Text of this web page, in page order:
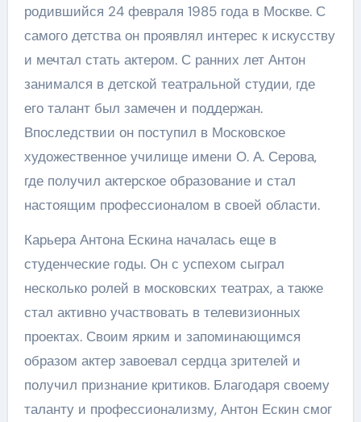
родившийся 24 февраля 1985 года в Москве. С
самого детства он проявлял интерес к искусству
и мечтал стать актером. С ранних лет Антон
занимался в детской театральной студии, где
его талант был замечен и поддержан.
Впоследствии он поступил в Московское
художественное училище имени О. А. Серова,
где получил актерское образование и стал
настоящим профессионалом в своей области.
Карьера Антона Ескина началась еще в
студенческие годы. Он с успехом сыграл
несколько ролей в московских театрах, а также
стал активно участвовать в телевизионных
проектах. Своим ярким и запоминающимся
образом актер завоевал сердца зрителей и
получил признание критиков. Благодаря своему
таланту и профессионализму, Антон Ескин смог